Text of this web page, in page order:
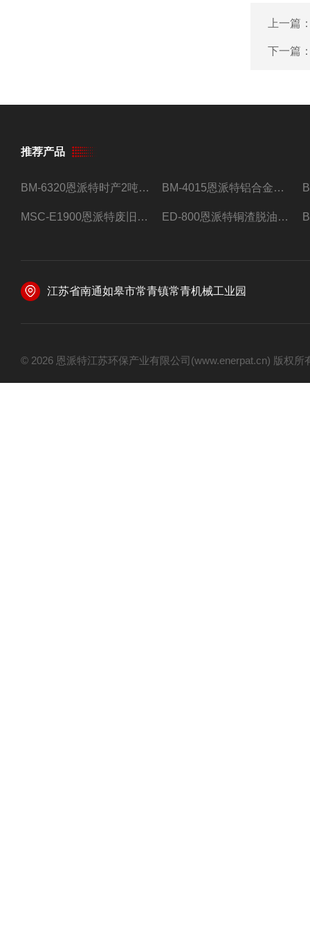
上一篇
下一篇
推荐产品
BM-6320恩派特时产2吨合金钢屑压饼机 BM-4015恩派特铝合金屑压饼机 脱油效果好
MSC-E1900恩派特废旧锂电池极片破碎处理设备 ED-800恩派特铜渣脱油机废铜屑铝屑甩油机
江苏省南通如皋市常青镇常青机械工业园
© 2026 恩派特江苏环保产业有限公司(www.enerpat.cn) 版权